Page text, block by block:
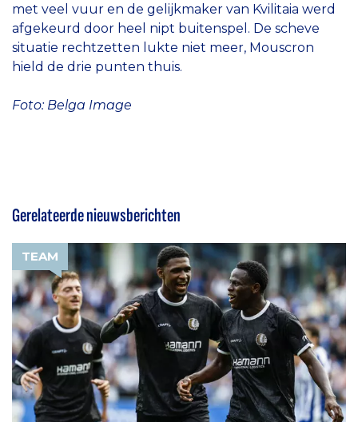
met veel vuur en de gelijkmaker van Kvilitaia werd
afgekeurd door heel nipt buitenspel. De scheve
situatie rechtzetten lukte niet meer, Mouscron
hield de drie punten thuis.
Foto: Belga Image
Gerelateerde nieuwsberichten
TEAM